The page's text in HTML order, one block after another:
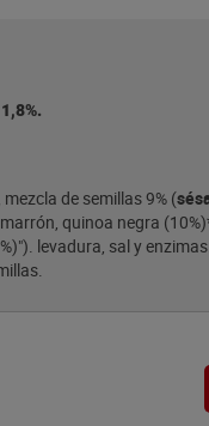
mezcla de semillas 9% (
quinoa negra
levadura, sal y